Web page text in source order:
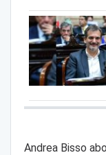
Andrea Bisso